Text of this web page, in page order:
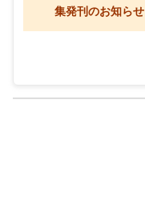
集発刊のお知らせ